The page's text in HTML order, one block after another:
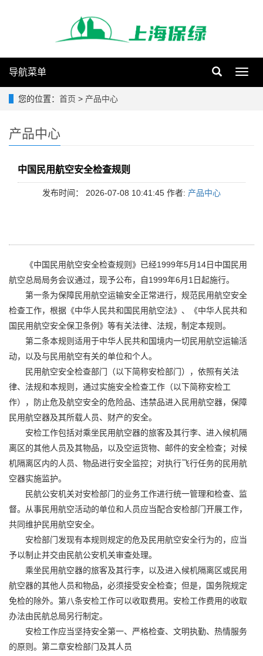
导航菜单
您的位置： 首页 > 产品中心
产品中心
中国民用航空安全检查规则
发布时间： 2026-07-08 10:41:45 作者: 产品中心
《中国民用航空安全检查规则》已经1999年5月14日中国民用
航空总局局务会议通过，现予公布，自1999年6月1日起施行。
第一条为保障民用航空运输安全正常进行，规范民用航空安全
检查工作，根据《中华人民共和国民用航空法》、《中华人民共和
国民用航空安全保卫条例》等有关法律、法规，制定本规则。
第二条本规则适用于中华人民共和国境内一切民用航空运输活
动，以及与民用航空有关的单位和个人。
民用航空安全检查部门（以下简称安检部门），依照有关法
律、法规和本规则，通过实施安全检查工作（以下简称安检工
作），防止危及航空安全的危险品、违禁品进入民用航空器，保障
民用航空器及其所载人员、财产的安全。
安检工作包括对乘坐民用航空器的旅客及其行李、进入候机隔
离区的其他人员及其物品，以及空运货物、邮件的安全检查；对候
机隔离区内的人员、物品进行安全监控；对执行飞行任务的民用航
空器实施监护。
民航公安机关对安检部门的业务工作进行统一管理和检查、监
督。从事民用航空活动的单位和人员应当配合安检部门开展工作，
共同维护民用航空安全。
安检部门发现有本规则规定的危及民用航空安全行为的，应当
予以制止并交由民航公安机关审查处理。
乘坐民用航空器的旅客及其行李，以及进入候机隔离区或民用
航空器的其他人员和物品，必须接受安全检查；但是，国务院规定
免检的除外。第八条安检工作可以收取费用。安检工作费用的收取
办法由民航总局另行制定。
安检工作应当坚持安全第一、严格检查、文明执勤、热情服务
的原则。第二章安检部门及其人员